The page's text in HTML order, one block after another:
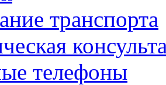
транспорта
телефоны